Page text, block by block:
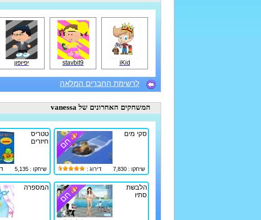
iKid
stavbit9 יפיופון
לרשימת החברים המלאה
המשחקים האחרונים של vanessa
סקי מים
שיחקו : 7,830 דירוג :
טטריס
חיזרים
שיחקו : 5,135
הלבשת
סתיו
המספרה